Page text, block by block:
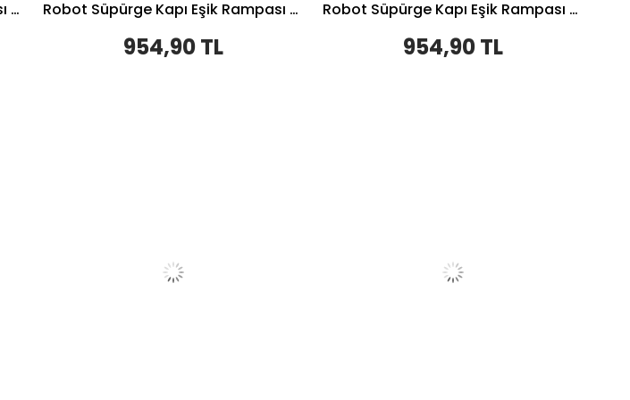
Robot Süpürge Kapı Eşik Rampası 3,5cm - Beyaz Robot Süpürge Kapı Eşik Rampası 4cm - Gri
954,90 TL
Robot Süpürge Kapı Eşik Rampası 4cm - Krem
954,90 TL